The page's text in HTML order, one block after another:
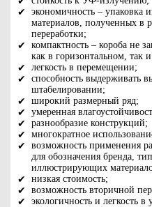
экономичность – упаковка
материалов, полученных в
переработки;
компактность – короба не
как в горизонтальном, так
легкость в перемещении;
способность выдерживать
штабелировании;
широкий размерный ряд;
умеренная
разнообразие конструкций;
многократное
возможность применения
для обозначения бренда,
иллюстрирующих
низкая стоимость;
возможность вторичной
экологичность и легкость в